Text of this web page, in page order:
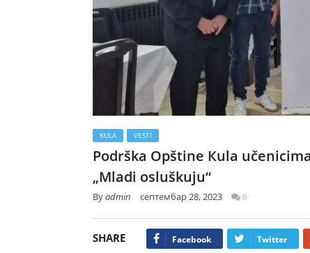
KULA VESTI
Podrška Opštine Кula
„Mladi osluškuju“
Byadmin септембар 28, 2023 0
SHARE Facebook Twitter